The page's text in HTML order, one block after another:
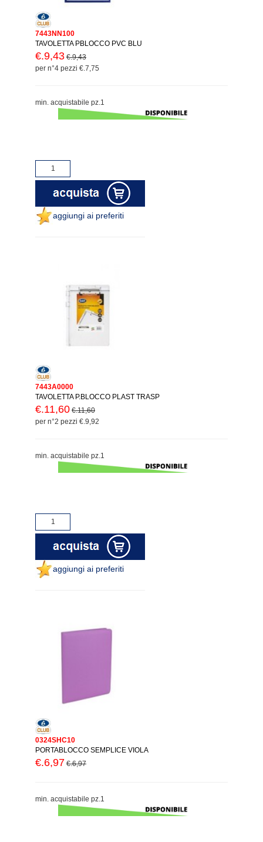
7443NN100
TAVOLETTA PBLOCCO PVC BLU
€.9,43 €.9,43
per n°4 pezzi €.7,75
min. acquistabile pz.1
aggiungi ai preferiti
7443A0000
TAVOLETTA P.BLOCCO PLAST TRASP
€.11,60 €.11,60
per n°2 pezzi €.9,92
min. acquistabile pz.1
aggiungi ai preferiti
0324SHC10
PORTABLOCCO SEMPLICE VIOLA
€.6,97 €.6,97
min. acquistabile pz.1